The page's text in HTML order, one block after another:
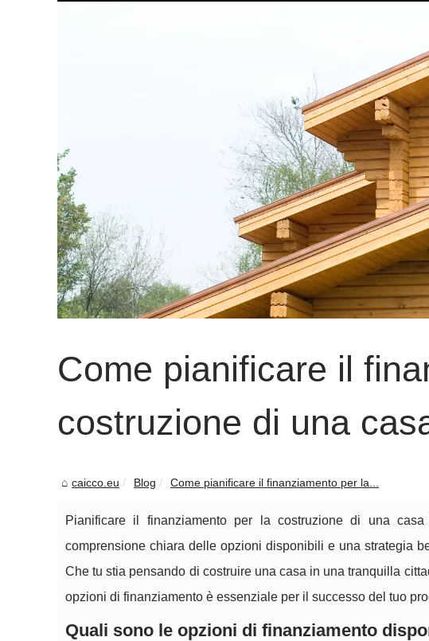
Come pianificare il
costruzione di una
caicco.eu Blog Come pianificare il finanziamento per la...
Pianificare il finanziamento per la costruzione di una
comprensione chiara delle opzioni disponibili e una strategia
Che tu stia pensando di costruire una casa in una tranquilla
opzioni di finanziamento è essenziale per il successo del tuo
Quali sono le opzioni di finanziamento